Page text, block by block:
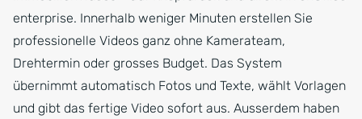
enterprise. Innerhalb weniger Minuten erstellen Sie
professionelle Videos ganz ohne Kamerateam,
Drehtermin oder grosses Budget. Das System
übernimmt automatisch Fotos und Texte, wählt Vorlagen
und gibt das fertige Video sofort aus. Ausserdem haben